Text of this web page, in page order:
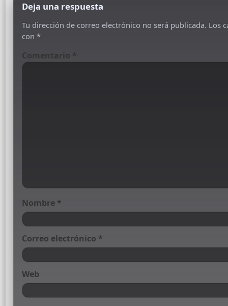
Deja una respuesta
Tu dirección de correo electrónico no será publicada. Los
con *
Comentario *
Nombre *
Correo electrónico *
Web